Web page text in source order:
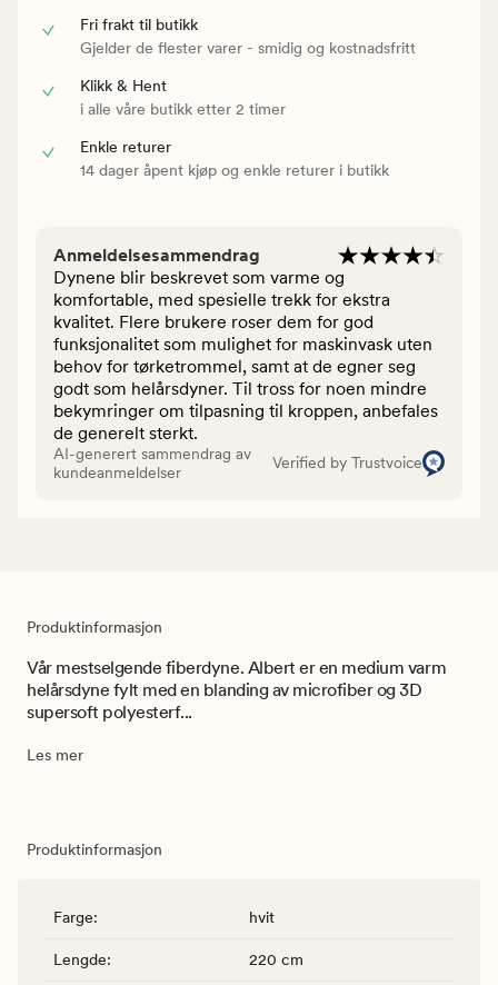
Fri frakt til butikk
Gjelder de flester varer - smidig og kostnadsfritt
Klikk & Hent
i alle våre butikk etter 2 timer
Enkle returer
14 dager åpent kjøp og enkle returer i butikk
Anmeldelsesammendrag
Dynene blir beskrevet som varme og
komfortable, med spesielle trekk for ekstra
kvalitet. Flere brukere roser dem for god
funksjonalitet som mulighet for maskinvask uten
behov for tørketrommel, samt at de egner seg
godt som helårsdyner. Til tross for noen mindre
bekymringer om tilpasning til kroppen, anbefales
de generelt sterkt.
AI-generert sammendrag av
kundeanmeldelser
Verified by Trustvoice
Produktinformasjon
Vår mestselgende fiberdyne. Albert er en medium varm
helårsdyne fylt med en blanding av microfiber og 3D
supersoft polyesterf...
Les mer
Produktinformasjon
Farge: hvit
Lengde: 220 cm